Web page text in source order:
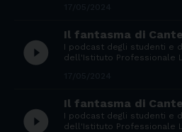
play_circle_filled
Il fantasma di
I podcast degli studenti e
dell'Istituto Professionale
play_circle_filled
Il fantasma di
I podcast degli studenti e
dell'Istituto Professionale